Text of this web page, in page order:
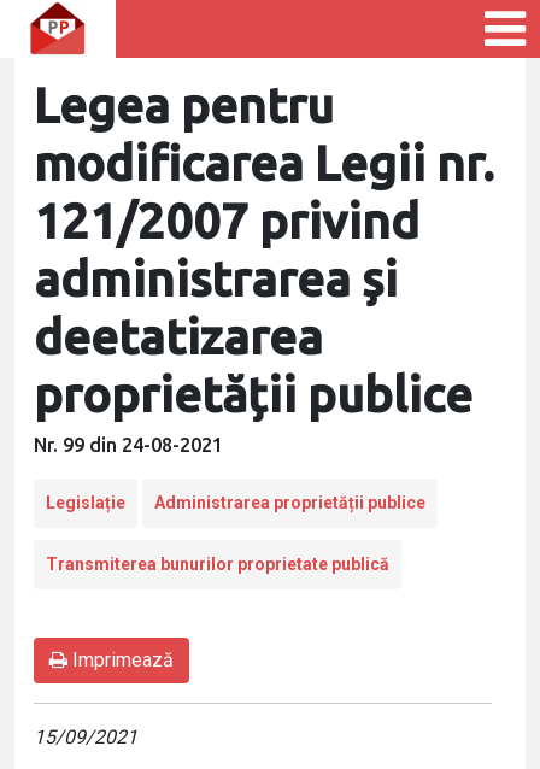
Legea pentru
modificarea Legii nr.
121/2007 privind
administrarea și
deetatizarea
proprietății publice
Nr. 99 din 24-08-2021
Legislație Administrarea proprietății publice
Transmiterea bunurilor proprietate publică
Imprimează
15/09/2021